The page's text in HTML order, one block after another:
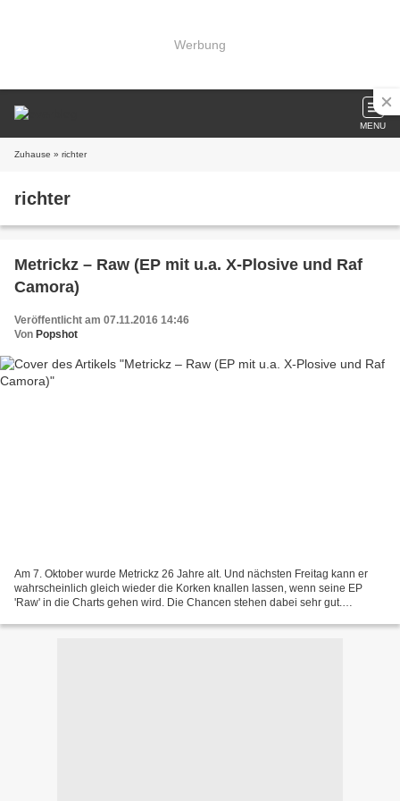
Werbung
MENU
Zuhause » richter
richter
Metrickz – Raw (EP mit u.a. X-Plosive und Raf
Camora)
Veröffentlicht am 07.11.2016 14:46
Von Popshot
Am 7. Oktober wurde Metrickz 26 Jahre alt. Und nächsten Freitag kann er
wahrscheinlich gleich wieder die Korken knallen lassen, wenn seine EP
'Raw' in die Charts gehen wird. Die Chancen stehen dabei sehr gut.